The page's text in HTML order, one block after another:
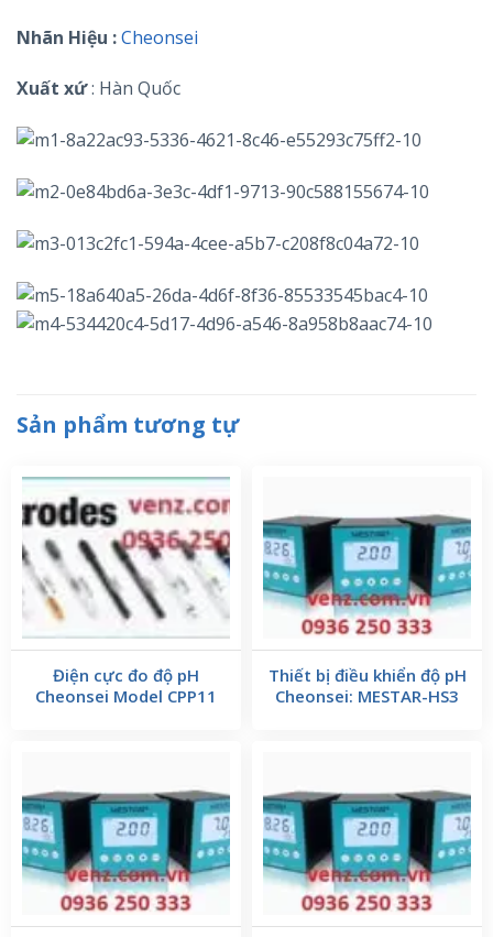
Nhãn Hiệu :Cheonsei
Xuất xứ: Hàn Quốc
Sản phẩm tương tự
Điện cực đo độ pH
Cheonsei Model CPP11
Thiết bị điều khiển độ pH
Cheonsei: MESTAR-HS3